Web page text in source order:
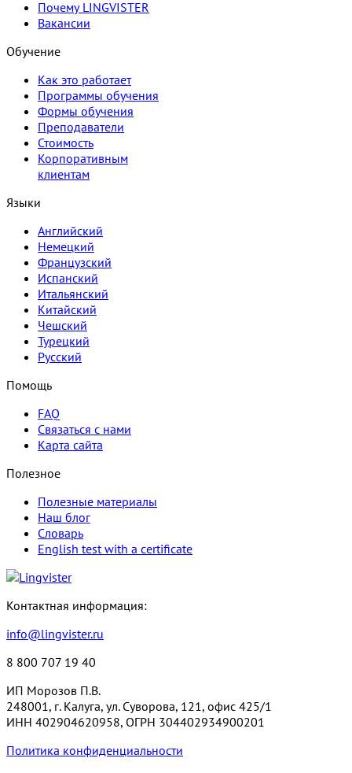
Почему LINGVISTER
Вакансии
Обучение
Как это работает
Программы обучения
Формы обучения
Преподаватели
Стоимость
Корпоративным
клиентам
Языки
Английский
Немецкий
Французский
Испанский
Итальянский
Китайский
Чешский
Турецкий
Русский
Помощь
FAQ
Связаться с нами
Карта сайта
Полезное
Полезные материалы
Наш блог
Словарь
English test with a certificate
Контактная информация:
info@lingvister.ru
8 800 707 19 40
ИП Морозов П.В.
248001, г. Калуга, ул. Суворова, 121, офис 425/1
ИНН 402904620958, ОГРН 304402934900201
Политика конфиденциальности